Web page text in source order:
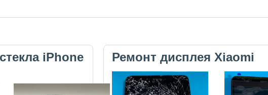
iPhone
Ремонт дисплея Xiaomi